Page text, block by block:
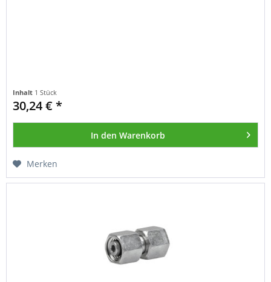
Inhalt 1 Stück
30,24 € *
In den Warenkorb
Merken